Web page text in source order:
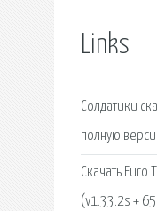
Links
Солдатики
полную
Cкачать
(v1.33.2s + 65